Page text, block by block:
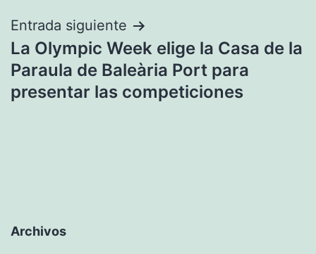
Entrada siguiente
La Olympic Week elige la Casa de la
Paraula de Baleària Port para
presentar las competiciones
Archivos